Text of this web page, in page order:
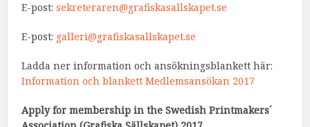
E-post:sekreteraren@grafiskasallskapet.se
E-post: galleri@grafiskasallskapet.se
Ladda ner information och ansökningsblankett här:
Information och blankett Medlemsansökan 2017
Apply for membership in the Swedish Printmakers´